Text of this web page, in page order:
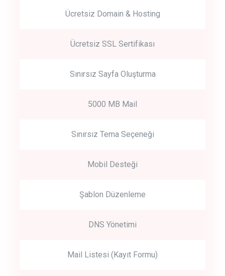
Get Started
Start by trying our service for 30 days free trial no credit card
Ücretsiz Domain & Hosting
Ücretsiz SSL Sertifikası
Sınırsız Sayfa Oluşturma
5000 MB Mail
Sınırsız Tema Seçeneği
Mobil Desteği
Şablon Düzenleme
DNS Yönetimi
Mail Listesi (Kayıt Formu)